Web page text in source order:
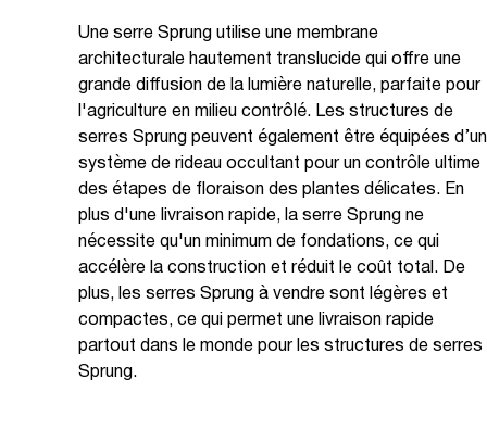
Une serre Sprung utilise une membrane
architecturale hautement translucide qui offre une
grande diffusion de la lumière naturelle, parfaite pour
l'agriculture en milieu contrôlé. Les structures de
serres Sprung peuvent également être équipées d’un
système de rideau occultant pour un contrôle ultime
des étapes de floraison des plantes délicates. En
plus d'une livraison rapide, la serre Sprung ne
nécessite qu'un minimum de fondations, ce qui
accélère la construction et réduit le coût total. De
plus, les serres Sprung à vendre sont légères et
compactes, ce qui permet une livraison rapide
partout dans le monde pour les structures de serres
Sprung.